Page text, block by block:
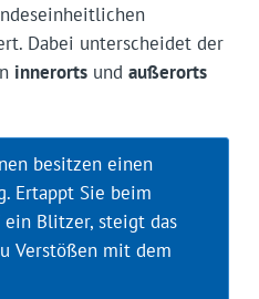
Dabei unterscheidet der
innerortsund außerorts
besitzen einen
Ertappt Sie beim
ein Blitzer, steigt das
Verstößen mit dem